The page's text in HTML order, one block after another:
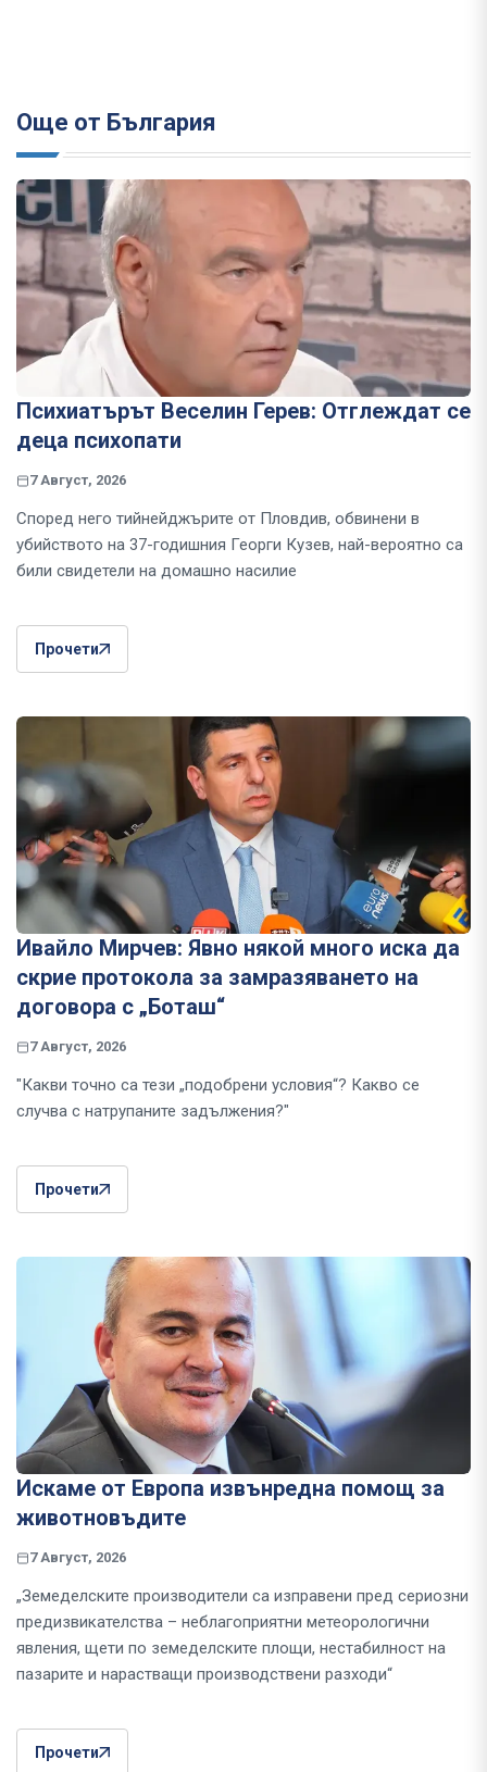
Още от България
Психиатърът Веселин Герев: Отглеждат се
деца психопати
7 Август, 2026
Според него тийнейджърите от Пловдив, обвинени в
убийството на 37-годишния Георги Кузев, най-вероятно са
били свидетели на домашно насилие
Прочети
Ивайло Мирчев: Явно някой много иска да
скрие протокола за замразяването на
договора с „Боташ“
7 Август, 2026
"Какви точно са тези „подобрени условия“? Какво се
случва с натрупаните задължения?"
Прочети
Искаме от Европа извънредна помощ за
животновъдите
7 Август, 2026
„Земеделските производители са изправени пред сериозни
предизвикателства – неблагоприятни метеорологични
явления, щети по земеделските площи, нестабилност на
пазарите и нарастващи производствени разходи“
Прочети